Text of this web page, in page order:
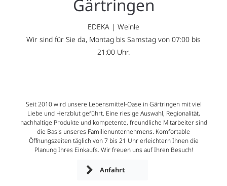
Gärtringen
EDEKA | Weinle
Wir sind für Sie da, Montag bis Samstag von 07:00 bis
21:00 Uhr.
Seit 2010 wird unsere Lebensmittel-Oase in Gärtringen mit viel
Liebe und Herzblut geführt. Eine riesige Auswahl, Regionalität,
nachhaltige Produkte und kompetente, freundliche Mitarbeiter sind
die Basis unseres Familienunternehmens. Komfortable
Öffnungszeiten täglich von 7 bis 21 Uhr erleichtern Ihnen die
Planung Ihres Einkaufs. Wir freuen uns auf Ihren Besuch!
Anfahrt